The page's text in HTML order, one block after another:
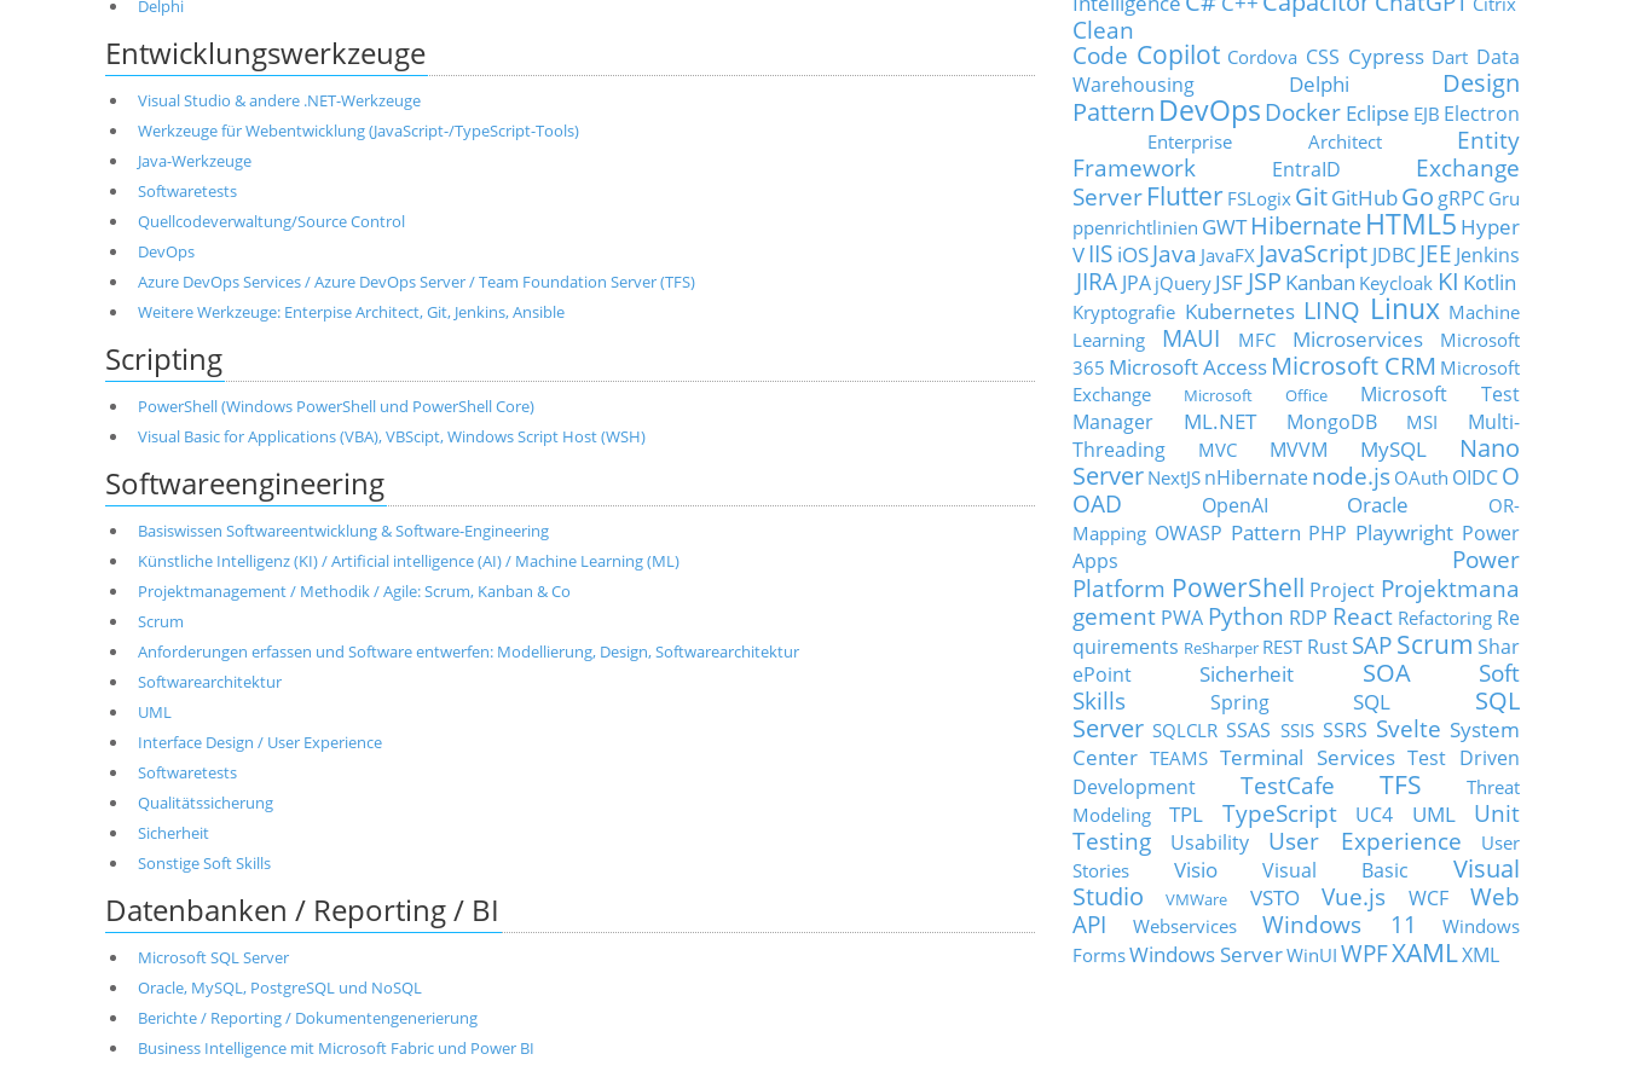
Delphi
Entwicklungswerkzeuge
Visual Studio & andere .NET-Werkzeuge
Werkzeuge für Webentwicklung (JavaScript-/TypeScript-Tools)
Java-Werkzeuge
Softwaretests
Quellcodeverwaltung/Source Control
DevOps
Azure DevOps Services / Azure DevOps Server / Team Foundation Server (TFS)
Weitere Werkzeuge: Enterpise Architect, Git, Jenkins, Ansible
Scripting
PowerShell (Windows PowerShell und PowerShell Core)
Visual Basic for Applications (VBA), VBScipt, Windows Script Host (WSH)
Softwareengineering
Basiswissen Softwareentwicklung & Software-Engineering
Künstliche Intelligenz (KI) / Artificial intelligence (AI) / Machine Learning (ML)
Projektmanagement / Methodik / Agile: Scrum, Kanban & Co
Scrum
Anforderungen erfassen und Software entwerfen: Modellierung, Design, Softwarearchitektur
Softwarearchitektur
UML
Interface Design / User Experience
Softwaretests
Qualitätssicherung
Sicherheit
Sonstige Soft Skills
Datenbanken / Reporting / BI
Microsoft SQL Server
Oracle, MySQL, PostgreSQL und NoSQL
Berichte / Reporting / Dokumentengenerierung
Business Intelligence mit Microsoft Fabric und Power BI
Clean
Code Copilot Cordova CSS Cypress Dart Data
Warehousing
Delphi
Design
Pattern DevOps Docker Eclipse EJB Electron
Enterprise Architect
Entity
Framework
EntraID
Exchange
Server Flutter FSLogix GitGitHubGo gRPC Gru
ppenrichtlinien GWT HibernateHTML5 Hyper
VIIS iOSJava JavaFX JavaScript JDBC JEE Jenkins
JIRA JPA jQuery JSF JSP Kanban Keycloak KI Kotlin
Kryptografie Kubernetes LINQ Linux Machine
Learning
MAUI MFC Microservices
Microsoft
365 Microsoft Access Microsoft CRM Microsoft
Exchange
Microsoft Office
Microsoft Test
Manager
ML.NET MongoDB MSI
Multi-
Threading
MVC MVVM MySQL
Nano
Server NextJS nHibernatenode.js OAuth OIDCO
OAD
OpenAI Oracle
OR-
Mapping OWASP Pattern PHP Playwright Power
Apps
Power
Platform PowerShell Project Projektmana
gement PWA Python RDP React Refactoring Re
quirements ReSharper REST Rust SAP Scrum Shar
ePoint
Sicherheit SOA
Soft
Skills
Spring SQL
SQL
Server SQLCLR SSAS SSIS SSRS Svelte System
Center TEAMS Terminal Services Test Driven
Development
TestCafe TFS
Threat
Modeling
TPL TypeScript UC4 UML
Unit
Testing
Usability User Experience
User
Stories
Visio Visual Basic
Visual
Studio
VMWare VSTO Vue.js WCF
Web
API
Webservices Windows 11
Windows
FormsWindows ServerWinUI WPFXAMLXML